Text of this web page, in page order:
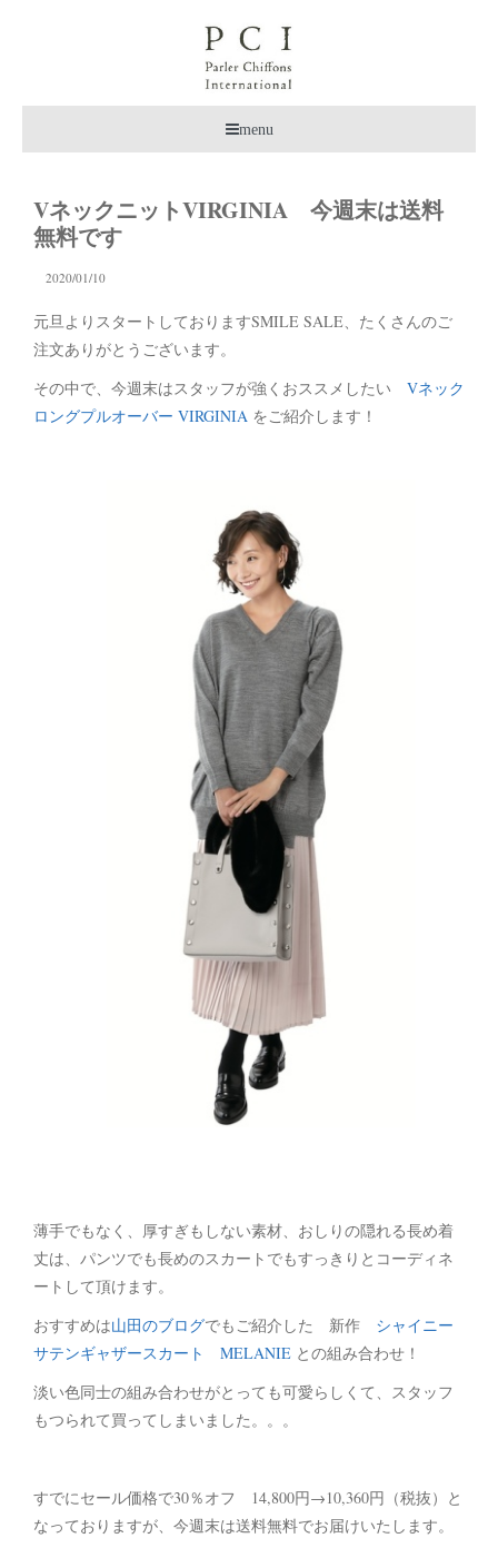
menu
VネックニットVIRGINIA 今週末は送料
無料です
2020/01/10
元旦よりスタートしておりますSMILE SALE、たくさんのご
注文ありがとうございます。
その中で、今週末はスタッフが強くおススメしたい Vネック
ロングプルオーバー VIRGINIA をご紹介します！
薄手でもなく、厚すぎもしない素材、おしりの隠れる長め着
丈は、パンツでも長めのスカートでもすっきりとコーディネ
ートして頂けます。
おすすめは山田のブログでもご紹介した 新作 シャイニー
サテンギャザースカート MELANIE との組み合わせ！
淡い色同士の組み合わせがとっても可愛らしくて、スタッフ
もつられて買ってしまいました。。。
すでにセール価格で30％オフ 14,800円→10,360円（税抜）と
なっておりますが、今週末は送料無料でお届けいたします。